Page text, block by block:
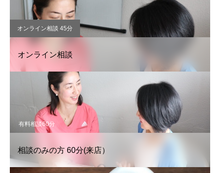
オンライン相談 45分
オンライン相談
有料相談60分
相談のみの方 60分(来店）